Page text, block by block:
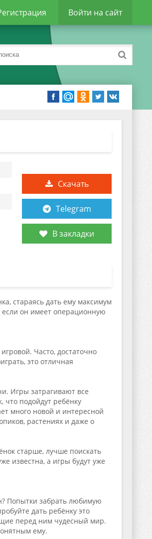
Войти на сайт
Скачать
Telegram
В закладки
стараясь дать ему максимум
он имеет операционную
Часто, достаточно
это отличная
Игры затрагивают все
подойдут ребёнку
много новой и интересной
растениях и даже о
старше, лучше поискать
известна, а игры будут уже
Попытки забрать любимую
дать ребёнку это
перед ним чудесный мир.
ему.